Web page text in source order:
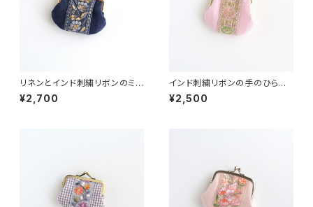
リネンとインド刺繍リボンのミニ
がま口 ネイビー
¥2,700
インド刺繍リボンの手のひらが
ま口ポーチ ピンク
¥2,500